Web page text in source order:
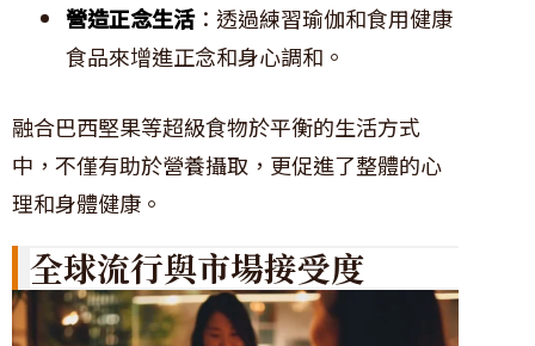
營造正念生活：透過練習瑜伽和食用健康
食品來增進正念和身心調和。
融合巴西堅果等超級食物於平衡的生活方式
中，不僅有助於營養攝取，更促進了整體的心
理和身體健康。
全球流行與市場接受度